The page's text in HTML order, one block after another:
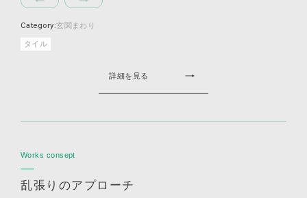
Category:玄関まわり
タイル
詳細を見る
Works consept
乱張りのアプローチ